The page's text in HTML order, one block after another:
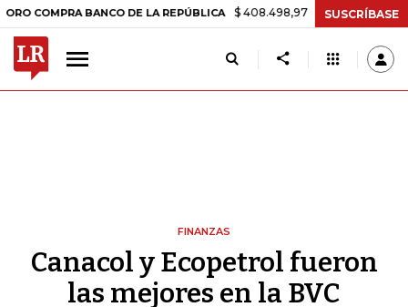
BANCO DE LA REPÚBLICA $ 408.498,97 +$ 8.753,81 +2,19%
SUSCRÍBASE
FINANZAS
Canacol y Ecopetrol fueron
las mejores en la BVC